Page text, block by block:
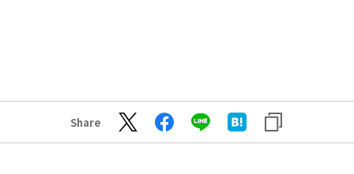
Share